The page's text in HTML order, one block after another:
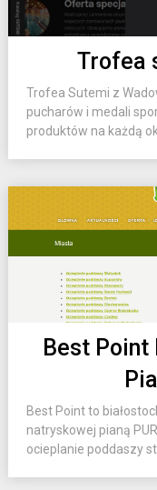
Trofea
Trofea Sutemi z
pucharów i medali
produktów na każdą
Best
Best Point to
natryskowej pianą
ocieplanie poddaszy